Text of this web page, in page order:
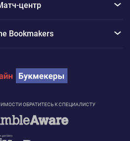
ОБРАТИТЕСЬ К СПЕЦИАЛИСТУ
центр
Bookmakers